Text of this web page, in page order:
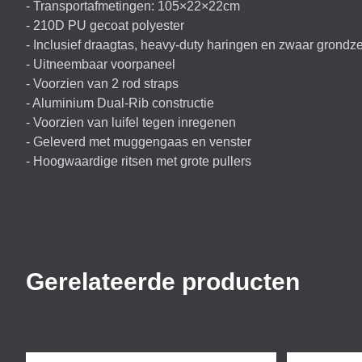
- Transportafmetingen: 105×22×22cm
- 210D PU gecoat polyester
- Inclusief draagtas, heavy-duty haringen en zwaar
- Uitneembaar voorpaneel
- Voorzien van 2 rod straps
- Aluminium Dual-Rib constructie
- Voorzien van luifel tegen inregenen
- Geleverd met muggengaas en venster
- Hoogwaardige ritsen met grote pullers
Gerelateerde producten